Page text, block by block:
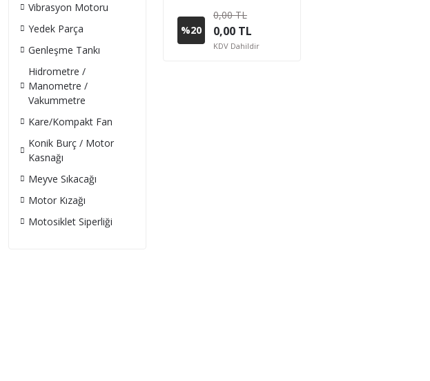
Vibrasyon Motoru
Yedek Parça
Genleşme Tankı
Hidrometre /
Manometre /
Vakummetre
Kare/Kompakt Fan
Konik Burç / Motor
Kasnağı
Meyve Sıkacağı
Motor Kızağı
Motosiklet Siperliği
vermeden önce stok bilgisi
için lütfen bizimle iletişime
geçiniz.)
%20
0,00 TL
0,00 TL
KDV Dahildir